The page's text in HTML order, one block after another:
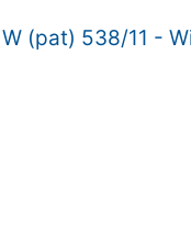
(pat) 538/11 -